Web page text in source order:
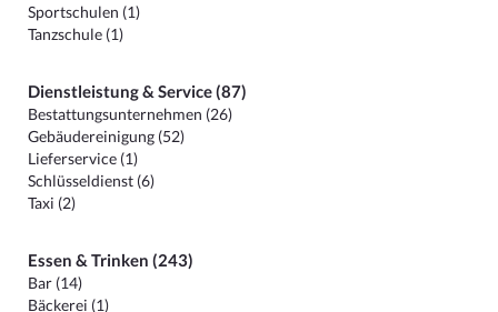
Sportschulen (1)
Tanzschule (1)
Dienstleistung & Service (87)
Bestattungsunternehmen (26)
Gebäudereinigung (52)
Lieferservice (1)
Schlüsseldienst (6)
Taxi (2)
Essen & Trinken (243)
Bar (14)
Bäckerei (1)